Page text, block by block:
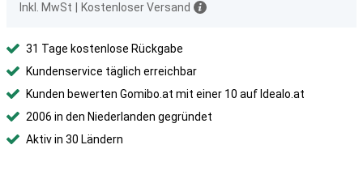
Inkl. MwSt Kostenloser Versand
31 Tage kostenlose Rückgabe
Kundenservice täglich erreichbar
Kunden bewerten Gomibo.at mit einer 10 auf Idealo.at
2006 in den Niederlanden gegründet
Aktiv in 30 Ländern